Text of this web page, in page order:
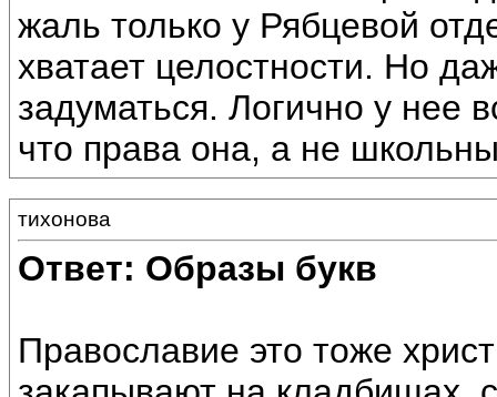
жаль только у Рябцевой
хватает целостности. Но
задуматься. Логично у нее
что права она, а не
тихонова
Ответ: Образы букв
Православие это тоже